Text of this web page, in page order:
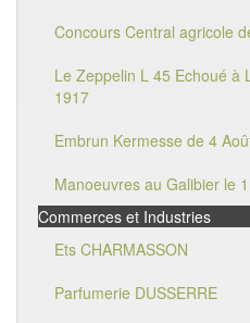
Concours Central agricole
Le Zeppelin L 45 Echoué à
1917
Embrun Kermesse de 4
Manoeuvres au Galibier le
Commerces et Industries
Ets CHARMASSON
Parfumerie DUSSERRE